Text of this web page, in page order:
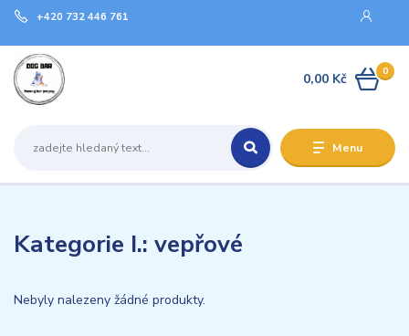
Menu
+420 732 446 761
0
0,00 Kč
Kategorie I.: vepřové
Nebyly nalezeny žádné produkty.